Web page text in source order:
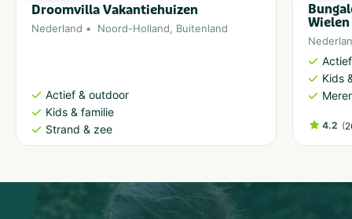
Droomvilla Vakantiehuizen
Nederland Noord-Holland, Buitenland
Actief & outdoor
Kids & familie
Strand & zee
Wielen
Kids
4.2 (